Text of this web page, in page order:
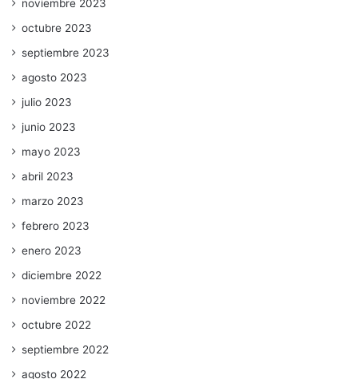
noviembre 2023
octubre 2023
septiembre 2023
agosto 2023
julio 2023
junio 2023
mayo 2023
abril 2023
marzo 2023
febrero 2023
enero 2023
diciembre 2022
noviembre 2022
octubre 2022
septiembre 2022
agosto 2022